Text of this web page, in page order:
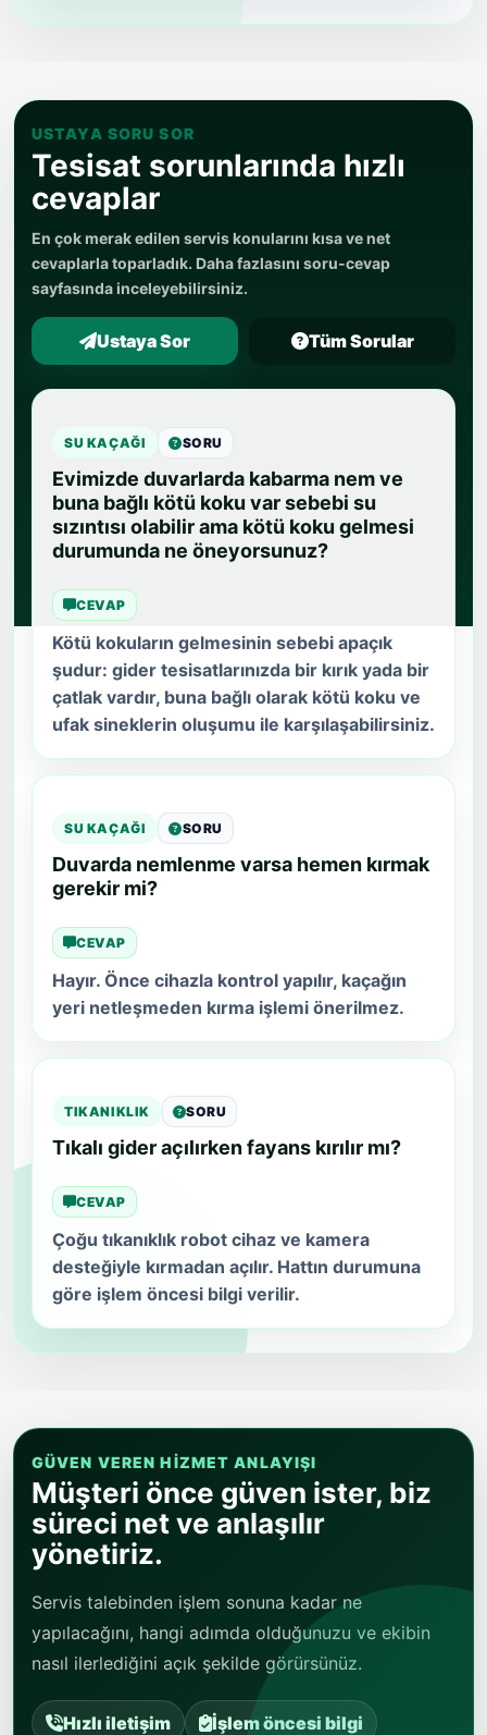
USTAYA SORU SOR
Tesisat sorunlarında hızlı
cevaplar
En çok merak edilen servis konularını kısa ve net
cevaplarla toparladık. Daha fazlasını soru-cevap
sayfasında inceleyebilirsiniz.
Ustaya Sor Tüm Sorular
SU KAÇAĞI SORU
Evimizde duvarlarda kabarma nem ve
buna bağlı kötü koku var sebebi su
sızıntısı olabilir ama kötü koku gelmesi
durumunda ne öneyorsunuz?
CEVAP
Kötü kokuların gelmesinin sebebi apaçık
şudur: gider tesisatlarınızda bir kırık yada bir
çatlak vardır, buna bağlı olarak kötü koku ve
ufak sineklerin oluşumu ile karşılaşabilirsiniz.
SU KAÇAĞI SORU
Duvarda nemlenme varsa hemen kırmak
gerekir mi?
CEVAP
Hayır. Önce cihazla kontrol yapılır, kaçağın
yeri netleşmeden kırma işlemi önerilmez.
TIKANIKLIK SORU
Tıkalı gider açılırken fayans kırılır mı?
CEVAP
Çoğu tıkanıklık robot cihaz ve kamera
desteğiyle kırmadan açılır. Hattın durumuna
göre işlem öncesi bilgi verilir.
GÜVEN VEREN HIZMET ANLAYIŞI
Müşteri önce güven ister, biz
süreci net ve anlaşılır
yönetiriz.
Servis talebinden işlem sonuna kadar ne
yapılacağını, hangi adımda olduğunuzu ve ekibin
nasıl ilerlediğini açık şekilde görürsünüz.
Hızlı iletişim İşlem öncesi bilgi